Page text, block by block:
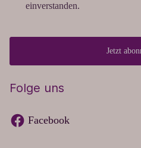
einverstanden.
Jetzt
Folge uns
Facebook